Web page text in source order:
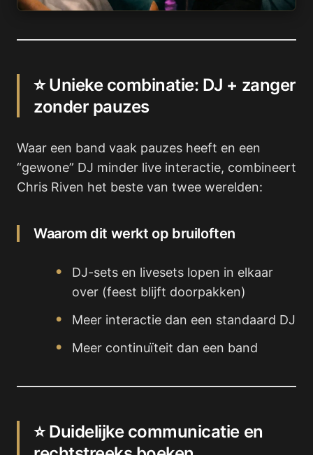
⭐ Unieke combinatie: DJ + zanger
zonder pauzes
Waar een band vaak pauzes heeft en een
“gewone” DJ minder live interactie, combineert
Chris Riven het beste van twee werelden:
Waarom dit werkt op bruiloften
DJ-sets en livesets lopen in elkaar
over (feest blijft doorpakken)
Meer interactie dan een standaard DJ
Meer continuïteit dan een band
⭐ Duidelijke communicatie en